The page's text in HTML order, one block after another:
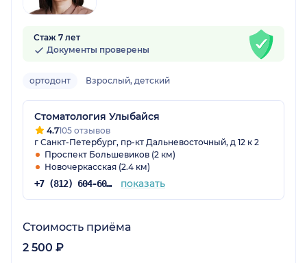
Стаж 7 лет
Документы проверены
ортодонт Взрослый, детский
Стоматология Улыбайся
4.7105 отзывов
г Санкт-Петербург, пр-кт Дальневосточный, д 12 к 2
Проспект Большевиков (2 км)
Новочеркасская (2.4 км)
+7 (812) 604-60-58 показать
Стоимость приёма
2 500 ₽